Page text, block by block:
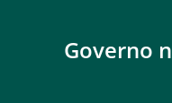
Governo